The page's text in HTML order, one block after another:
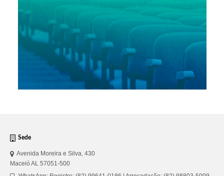
Sede
Avenida Moreira e Silva, 430
Maceió AL 57051-500